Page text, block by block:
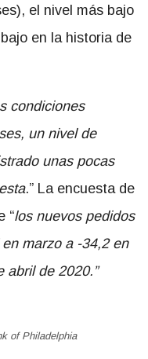
el nivel más bajo
en la historia de
condiciones
un nivel de
unas pocas
.” La encuesta de
“los nuevos pedidos
marzo a -34,2 en
abril de 2020.”
of Philadelphia